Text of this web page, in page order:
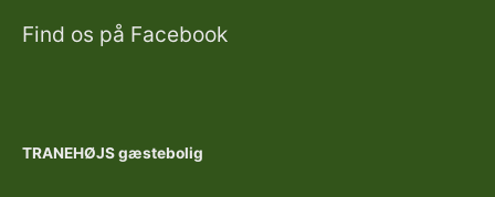
Find os på Facebook
TRANEHØJS gæstebolig